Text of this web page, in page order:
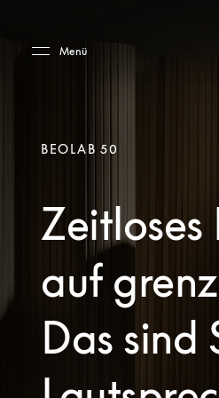
Menü
BEOLAB 50
auf
Das sind